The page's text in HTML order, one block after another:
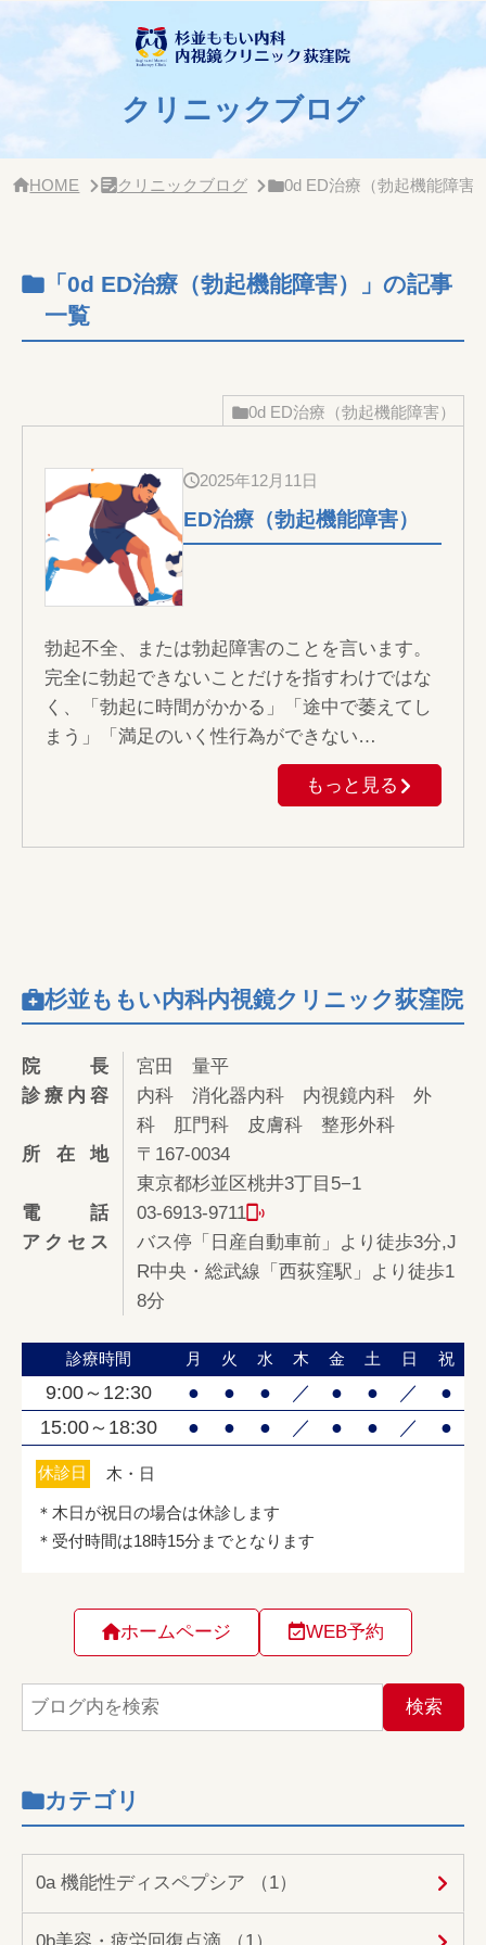
クリニックブログ
HOME クリニックブログ 0d ED治療（勃起機能障害
「0d ED治療（勃起機能障害）」の記事
一覧
0d ED治療（勃起機能障害）
2025年12月11日
ED治療（勃起機能障害）
勃起不全、または勃起障害のことを言います。
完全に勃起できないことだけを指すわけではな
く、「勃起に時間がかかる」「途中で萎えてし
まう」「満足のいく性行為ができない…
もっと見る
杉並ももい内科内視鏡クリニック荻窪院
院長
宮田 量平
診療内容
内科 消化器内科 内視鏡内科 外
科 肛門科 皮膚科 整形外科
所在地
〒167-0034
東京都杉並区桃井3丁目5−1
電話
03-6913-9711
アクセス
バス停「日産自動車前」より徒歩3分,J
R中央・総武線「西荻窪駅」より徒歩1
8分
ホームページ WEB予約
カテゴリ
0a 機能性ディスペプシア （1）